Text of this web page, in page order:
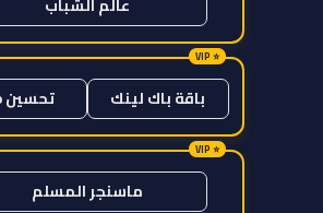
عالم الشباب
باقة باك لينك تحسين seo
ماسنجر المسلم